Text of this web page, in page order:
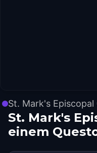
St. Mark's Episcopal
St. Mark's
einem